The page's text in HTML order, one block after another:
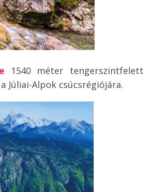
1540 méter
Júliai-Alpok csúcsrégiójára.